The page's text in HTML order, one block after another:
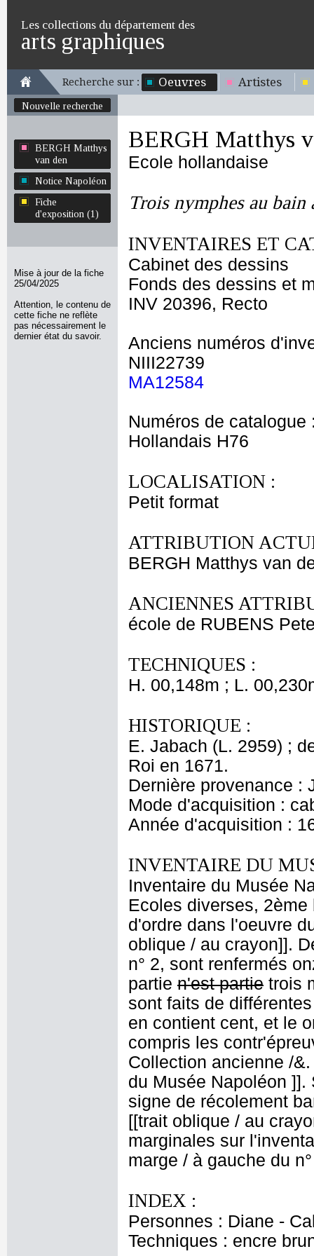
Les collections du département des
arts graphiques
Recherche sur : Oeuvres Artistes
Nouvelle recherche
BERGH Matthys
van den
Notice Napoléon
Fiche
d'exposition (1)
Mise à jour de la fiche
25/04/2025
Attention, le contenu de
cette fiche ne reflète
pas nécessairement le
dernier état du savoir.
BERGH Matthys
Ecole hollandaise
Trois nymphes au bain
INVENTAIRES ET
Cabinet des dessins
Fonds des dessins et
INV 20396, Recto
Anciens numéros
NIII22739
MA12584
Numéros de catalogue
Hollandais H76
LOCALISATION :
Petit format
ATTRIBUTION
BERGH Matthys van
ANCIENNES
école de RUBENS
TECHNIQUES :
H. 00,148m ; L.
HISTORIQUE :
E. Jabach (L. 2959) ;
Roi en 1671.
Dernière provenance :
Mode d'acquisition :
Année d'acquisition :
INVENTAIRE DU
Inventaire du Musée
Ecoles diverses,
d'ordre dans l'oeuvre
oblique / au crayon]].
n° 2, sont renfermés
partie n'est partie trois
sont faits de
en contient cent, et le
compris les
Collection ancienne /
du Musée Napoléon
signe de récolement
[[trait oblique / au
marginales sur
marge / à gauche du
INDEX :
Personnes : Diane -
Techniques : encre